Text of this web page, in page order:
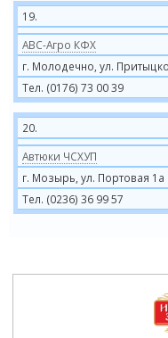
19.
АВС-Агро КФХ
г. Молодечно, ул.
Тел. (0176) 73 00 39
20.
Автюки ЧСХУП
г. Мозырь, ул. Портовая 1а
Тел. (0236) 36 99 57